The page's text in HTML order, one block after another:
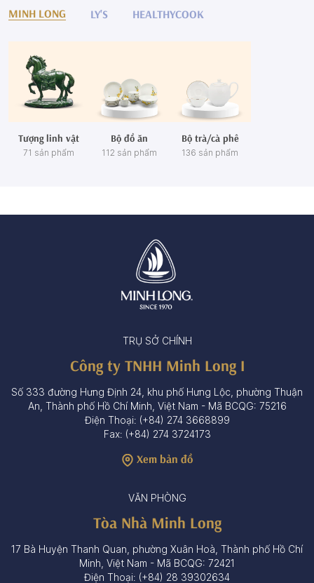
MINH LONG LY'S HEALTHYCOOK
Tượng linh vật
71 sản phẩm
Bộ đồ ăn
112 sản phẩm
Bộ trà/cà phê
136 sản phẩm
TRỤ SỞ CHÍNH
Công ty TNHH Minh Long I
Số 333 đường Hưng Định 24, khu phố Hưng Lộc, phường Thuận
An, Thành phố Hồ Chí Minh, Việt Nam - Mã BCQG: 75216
Điện Thoại: (+84) 274 3668899
Fax: (+84) 274 3724173
Xem bản đồ
VĂN PHÒNG
Tòa Nhà Minh Long
17 Bà Huyện Thanh Quan, phường Xuân Hoà, Thành phố Hồ Chí
Minh, Việt Nam - Mã BCQG: 72421
Điện Thoại: (+84) 28 39302634